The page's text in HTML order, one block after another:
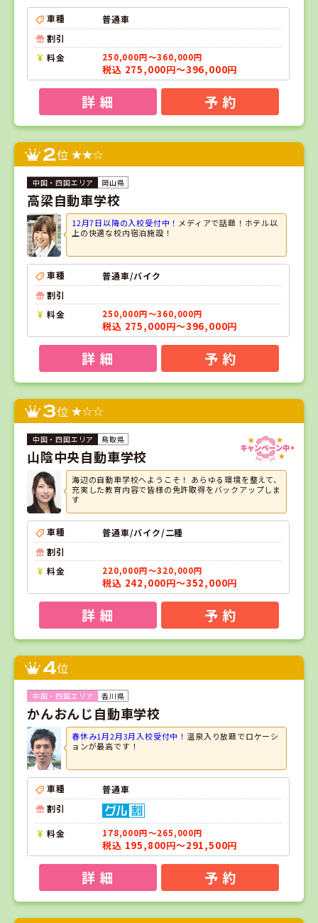
車種
普通車
割引
料金
250,000円～360,000円
税込 275,000円～396,000円
詳 細 予 約
2位
岡山県
高梁自動車学校
12月7日以降の入校受付中！ メディアで話題！ホテル以
上の快適な校内宿泊施設！
車種
普通車/バイク
割引
料金
250,000円～360,000円
税込 275,000円～396,000円
詳 細 予 約
3位
鳥取県
山陰中央自動車学校
海辺の自動車学校へようこそ！ あらゆる環境を整えて、
充実した教育内容で皆様の免許取得をバックアップしま
す
車種
普通車/バイク/二種
割引
料金
220,000円～320,000円
税込 242,000円～352,000円
詳 細 予 約
4位
香川県
かんおんじ自動車学校
春休み1月2月3月入校受付中！ 温泉入り放題でロケーシ
ョンが最高です！
車種
普通車
割引
料金 178,000円～265,000円
税込 195,800円～291,500円
詳 細 予 約